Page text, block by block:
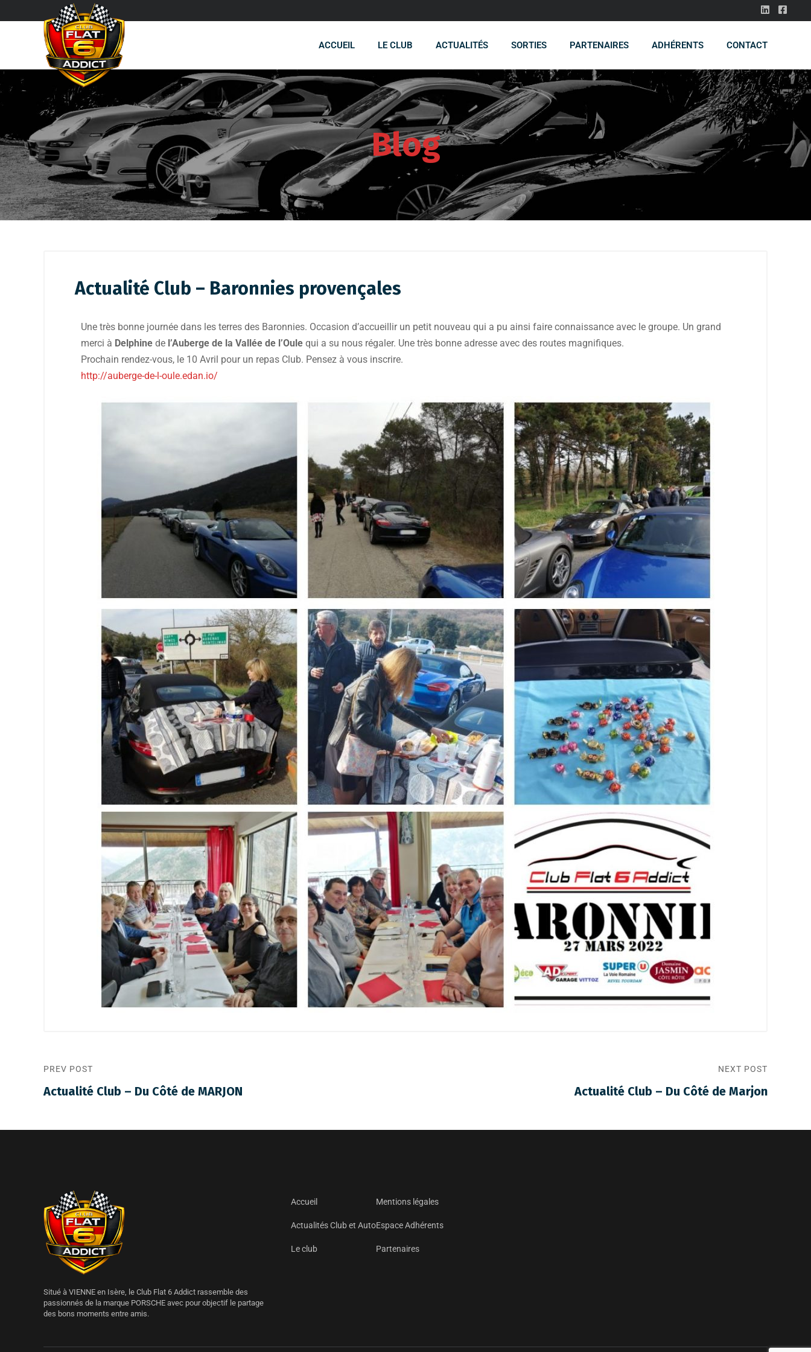
ACCUEIL LE CLUB ACTUALITÉS SORTIES PARTENAIRES ADHÉRENTS CONTACT
Blog
Actualité Club – Baronnies provençales
Une très bonne journée dans les terres des Baronnies. Occasion d’accueillir un petit nouveau qui a pu ainsi faire connaissance avec le groupe. Un grand
merci à Delphine de l’Auberge de la Vallée de l’Oule qui a su nous régaler. Une très bonne adresse avec des routes magnifiques.
Prochain rendez-vous, le 10 Avril pour un repas Club. Pensez à vous inscrire.
http://auberge-de-l-oule.edan.io/
PREV POST
Actualité Club – Du Côté de MARJON
NEXT POST
Actualité Club – Du Côté de Marjon
Situé à VIENNE en Isère, le Club Flat 6 Addict rassemble des
passionnés de la marque PORSCHE avec pour objectif le partage
des bons moments entre amis.
Accueil
Actualités Club et Auto
Le club
Mentions légales
Espace Adhérents
Partenaires